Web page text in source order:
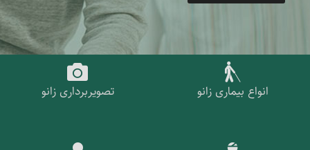
انواع بیماری زانو تصویربرداری زانو